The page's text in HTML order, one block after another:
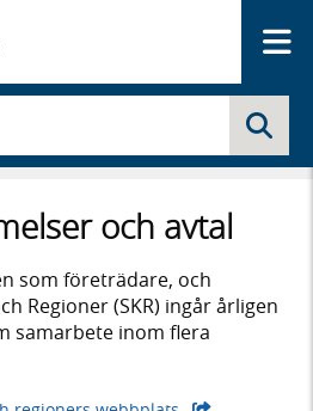
och avtal
som företrädare, och
Regioner (SKR) ingår årligen
samarbete inom flera